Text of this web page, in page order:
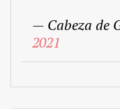
— Cabeza de
2021